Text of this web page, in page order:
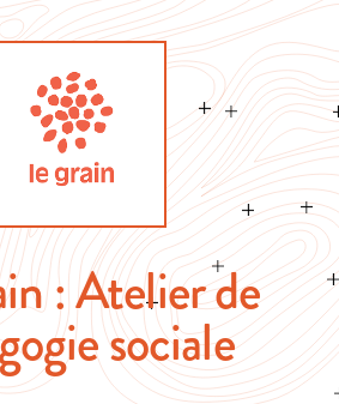
: Atelier de
sociale